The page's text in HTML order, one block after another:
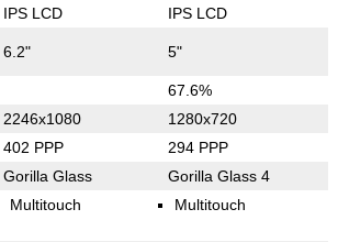
IPS LCD IPS LCD
6.2" 5"
67.6%
2246x1080 1280x720
402 PPP 294 PPP
Gorilla Glass Gorilla Glass 4
Multitouch Multitouch